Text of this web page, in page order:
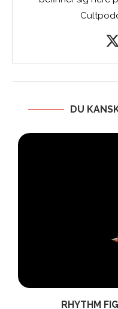
DU
RHYTHM